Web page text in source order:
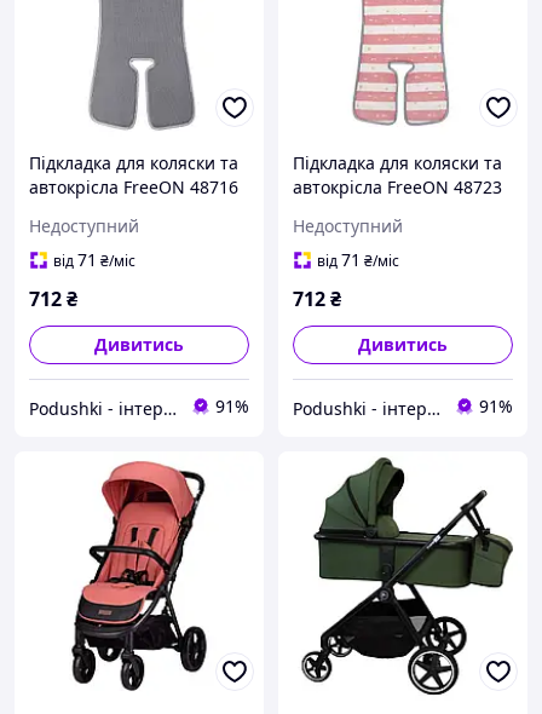
Підкладка для коляски та
автокрісла FreeON 48716
Недоступний
від71 ₴/міс
712₴
Дивитись
Podushki - інтернет-магазин Подушки 91%
Підкладка для коляски та
автокрісла FreeON 48723
Недоступний
від71 ₴/міс
712₴
Дивитись
Podushki - інтернет-магазин Подушки 91%